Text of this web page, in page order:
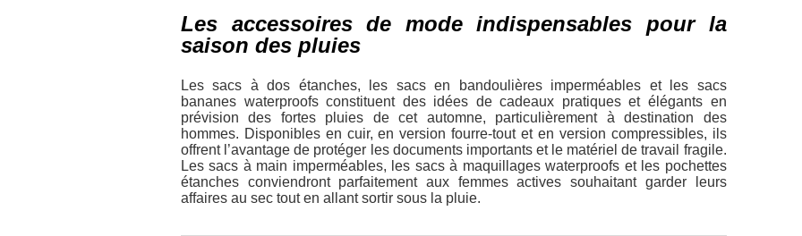
Les accessoires de mode indispensables pour la
saison des pluies
Les sacs à dos étanches, les sacs en bandoulières imperméables et les sacs
bananes waterproofs constituent des idées de cadeaux pratiques et élégants en
prévision des fortes pluies de cet automne, particulièrement à destination des
hommes. Disponibles en cuir, en version fourre-tout et en version compressibles, ils
offrent l’avantage de protéger les documents importants et le matériel de travail fragile.
Les sacs à main imperméables, les sacs à maquillages waterproofs et les pochettes
étanches conviendront parfaitement aux femmes actives souhaitant garder leurs
affaires au sec tout en allant sortir sous la pluie.